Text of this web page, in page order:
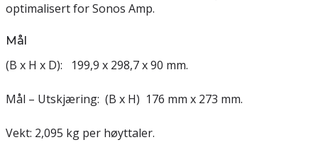
optimalisert for Sonos Amp.
Mål
(B x H x D): 199,9 x 298,7 x 90 mm.
Mål – Utskjæring: (B x H) 176 mm x 273 mm.
Vekt: 2,095 kg per høyttaler.